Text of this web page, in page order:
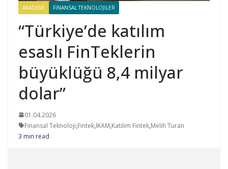
AKADEMI FINANSAL TEKNOLOJILER
“Türkiye’de katılım
esaslı FinTeklerin
büyüklüğü 8,4 milyar
dolar”
01.04.2026
Finansal Teknoloji,Fintek,İKAM,Katılım Fintek,Melih Turan
3 min read